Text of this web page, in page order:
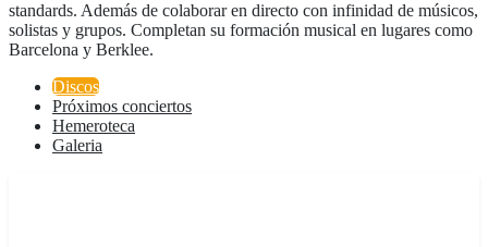
standards. Además de colaborar en directo con infinidad de músicos,
solistas y grupos. Completan su formación musical en lugares como
Barcelona y Berklee.
Discos
Próximos conciertos
Hemeroteca
Galeria